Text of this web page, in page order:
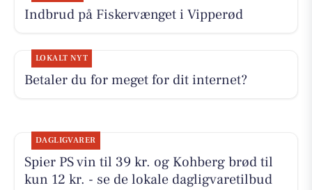
Indbrud på Fiskervænget i Vipperød
LOKALT NYT
Betaler du for meget for dit internet?
DAGLIGVARER
Spier PS vin til 39 kr. og Kohberg brød til
kun 12 kr. - se de lokale dagligvaretilbud